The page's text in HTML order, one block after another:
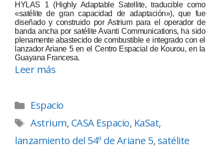
HYLAS 1 (Highly Adaptable Satellite, traducible como
«satélite de gran capacidad de adaptación»), que fue
diseñado y construido por Astrium para el operador de
banda ancha por satélite Avanti Communications, ha sido
plenamente abastecido de combustible e integrado con el
lanzador Ariane 5 en el Centro Espacial de Kourou, en la
Guayana Francesa.
Leer más
Espacio
Astrium, CASA Espacio, KaSat,
lanzamiento del 54º de Ariane 5, satélite